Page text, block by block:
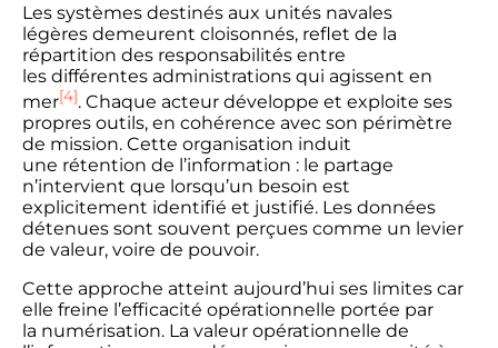
Les systèmes destinés aux unités navales
légères demeurent cloisonnés, reflet de la
répartition des responsabilités entre
les différentes administrations qui agissent en
mer[4]. Chaque acteur développe et exploite ses
propres outils, en cohérence avec son périmètre
de mission. Cette organisation induit
une rétention de l’information : le partage
n’intervient que lorsqu’un besoin est
explicitement identifié et justifié. Les données
détenues sont souvent perçues comme un levier
de valeur, voire de pouvoir.
Cette approche atteint aujourd’hui ses limites car
elle freine l’efficacité opérationnelle portée par
la numérisation. La valeur opérationnelle de